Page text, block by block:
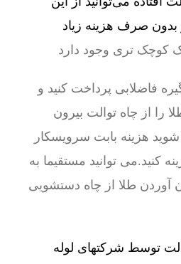
صرف هزینه زیاد
کوچک تری وجود دارد
فاضلابی پرداخت کنید و
را از چاه توالت بیرون
شوید هزینه بابت سرویسکار
کنید.می توانید مستقیما به
آوردن طلا از چاه دستشویی
توسط شرکتهای لوله